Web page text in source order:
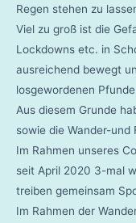
Regen stehen zu
Viel zu groß ist die
Lockdowns etc. in
ausreichend bewegt
losgewordenen
Aus diesem Grunde
sowie die Wander-und
Im Rahmen unseres
seit April 2020 3-mal
treiben gemeinsam
Im Rahmen der